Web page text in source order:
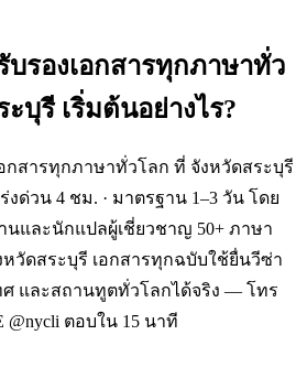
รองเอกสารทุกภาษาทั่ว
บุรี เริ่มต้นอย่างไร?
กสารทุกภาษาทั่วโลก ที่ จังหวัดสระบุรี
งด่วน 4 ชม. · มาตรฐาน 1–3 วัน โดย
านและนักแปลผู้เชี่ยวชาญ 50+ ภาษา
หวัดสระบุรี เอกสารทุกฉบับใช้ยื่นวีซ่า
ศ และสถานทูตทั่วโลกได้จริง — โทร
@nycli ตอบใน 15 นาที